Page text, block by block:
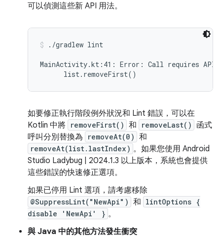
可以偵測這些新 API 用法。
./gradlew lint
MainActivity.kt:41: Error: Call requires
如要修正執行階段例外狀況和 Lint 錯誤，可以在
Kotlin 中將 removeFirst() 和 removeLast()
函式
呼叫分別替換為
removeAt(0) 和
removeAt(list.lastIndex) 。如果您使用 Android
Studio Ladybug | 2024.1.3 以上版本，系統也會提供
這些錯誤的快速修正選項。
如果已停用 Lint 選項，請考慮移除
@SuppressLint("NewApi") 和 lintOptions {
disable 'NewApi' } 。
與 Java 中的其他方法發生衝突